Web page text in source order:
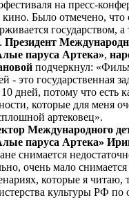
на пресс-
Было отмечено, что
государством, а
Президент
паруса Артека»,
подчеркнул:
- это государственная
дней, потому что есть
которые для меня
артековец».
Международного
паруса Артека»
снимается
очень мало
которые я читаю,
культуры РФ по